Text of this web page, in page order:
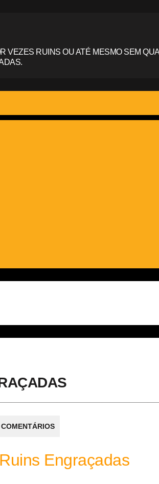
VEZES RUINS OU ATÉ MESMO SEM
Engraçadas